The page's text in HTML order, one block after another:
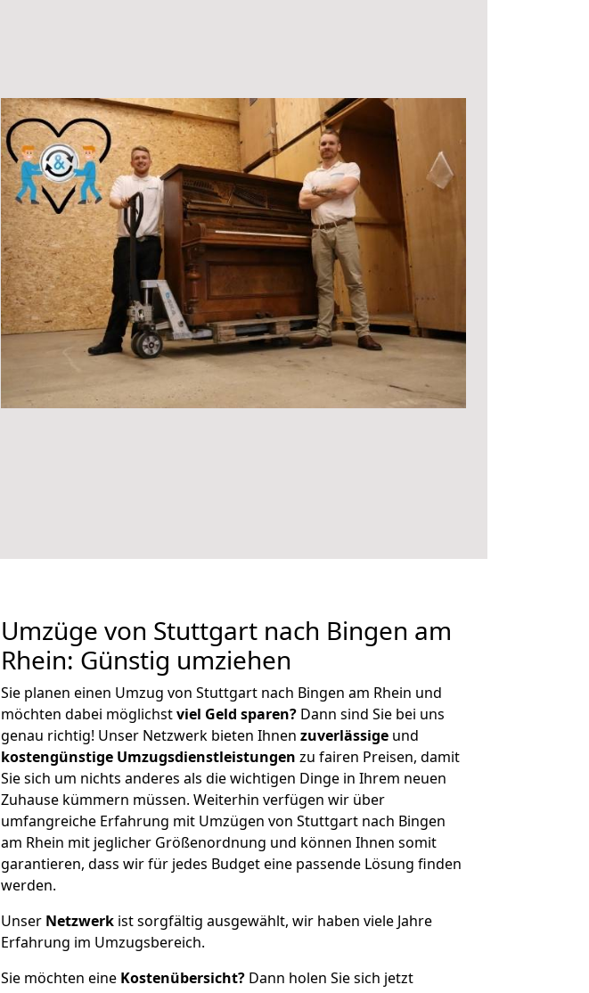
Umzüge von Stuttgart nach Bingen am
Rhein: Günstig umziehen
Sie planen einen Umzug von Stuttgart nach Bingen am Rhein und
möchten dabei möglichstviel Geld sparen? Dann sind Sie bei uns
genau richtig! Unser Netzwerk bieten Ihnen zuverlässige und
kostengünstige Umzugsdienstleistungen zu fairen Preisen, damit
Sie sich um nichts anderes als die wichtigen Dinge in Ihrem neuen
Zuhause kümmern müssen. Weiterhin verfügen wir über
umfangreiche Erfahrung mit Umzügen von Stuttgart nach Bingen
am Rhein mit jeglicher Größenordnung und können Ihnen somit
garantieren, dass wir für jedes Budget eine passende Lösung finden
werden.
Unser Netzwerk ist sorgfältig ausgewählt, wir haben viele Jahre
Erfahrung im Umzugsbereich.
Sie möchten eine Kostenübersicht? Dann holen Sie sich jetzt